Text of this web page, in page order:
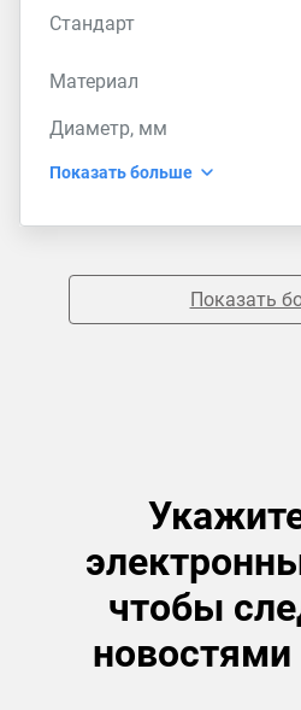
Стандарт
Материал
Диаметр, мм
Показать больше
Показать
чтобы